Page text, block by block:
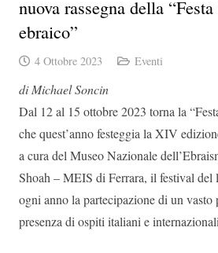
nuova rassegna della
ebraico”
4 Ottobre 2023 Eventi
di Michael Soncin
Dal 12 al 15 ottobre 2023 torna la
che quest’anno festeggia la XIV
a cura del Museo Nazionale
Shoah – MEIS di Ferrara, il festival
ogni anno la partecipazione di un
presenza di ospiti italiani e